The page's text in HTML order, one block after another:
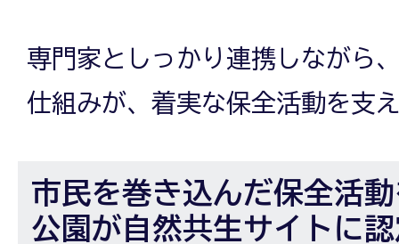
専門家としっかり連携しながら
仕組みが、着実な保全活動を支
市民を巻き込んだ保全活
公園が自然共生サイトに